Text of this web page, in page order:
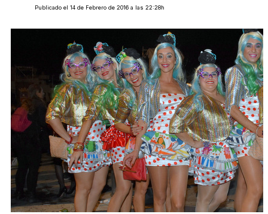
Publicado el 14 de Febrero de 2016 a las 22:28h